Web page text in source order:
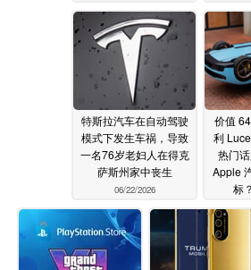
特斯拉汽车在自动驾驶
模式下发生车祸，导致
一名76岁老妇人在得克
萨斯州家中丧生
06/22/2026
价值
利
热门
Apple
标？